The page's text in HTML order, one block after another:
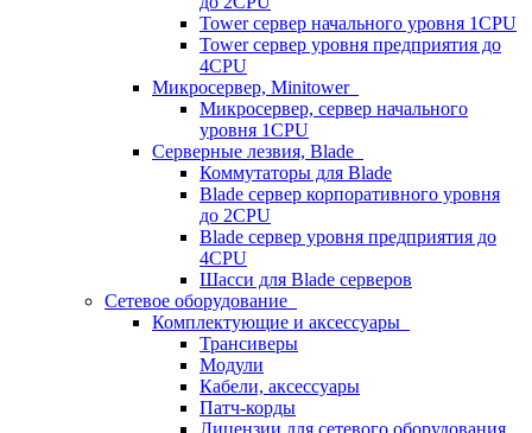
Tower сервер начального уровня 1CPU
Tower сервер уровня предприятия до
4CPU
Микросервер, Minitower
Микросервер, сервер начального
уровня 1CPU
Серверные лезвия, Blade
Коммутаторы для Blade
Blade сервер корпоративного уровня
до 2CPU
Blade сервер уровня предприятия до
4CPU
Шасси для Blade серверов
Сетевое оборудование
Комплектующие и аксессуары
Трансиверы
Модули
Кабели, аксессуары
Патч-корды
Лицензии для сетевого оборудования